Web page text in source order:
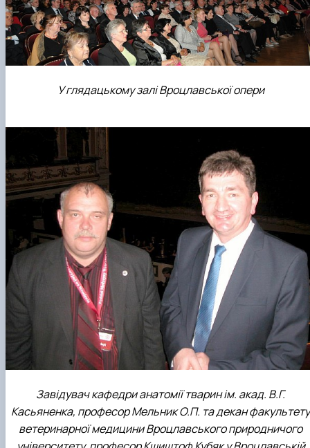
У глядацькому залі Вроцлавської опери
Завідувач кафедри анатомії тварин ім. акад. В.Г.
Касьяненка, професор Мельник О.П. та декан факультету
ветеринарної медицини Вроцлавського природничого